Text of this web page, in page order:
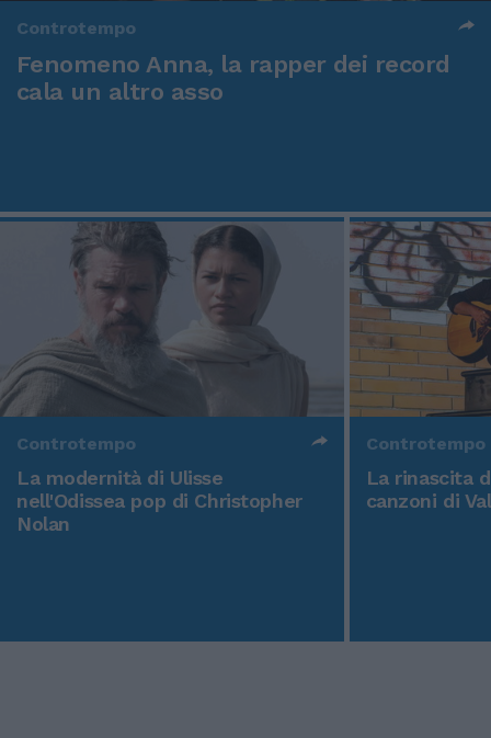
Controtempo
Fenomeno Anna, la rapper dei record
cala un altro asso
Controtempo
La modernità di Ulisse
nell'Odissea pop di Christopher
Nolan
Controtempo
La rinascita
canzoni di